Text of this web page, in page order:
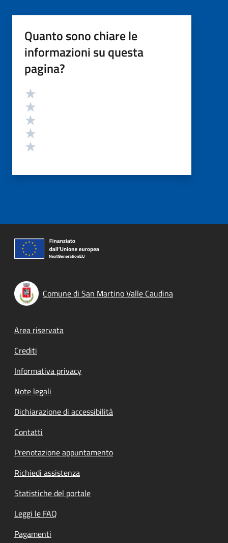
Quanto sono chiare le
informazioni su questa
pagina?
Valutazione
Comune di San Martino Valle Caudina
Footer menu
Area riservata
Crediti
Informativa privacy
Note legali
Dichiarazione di accessibilità
Contatti
Prenotazione appuntamento
Richiedi assistenza
Statistiche del portale
Leggi le FAQ
Pagamenti